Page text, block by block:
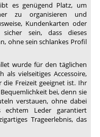
es genügend Platz, um
zu organisieren und
Kundenkarten oder
sein, dass dieses
ohne sein schlankes Profil
wurde für den täglichen
als vielseitiges Accessoire,
Freizeit geeignet ist. Ihr
bei, denn sie
verstauen, ohne dabei
echtem Leder garantiert
Trageerlebnis, das